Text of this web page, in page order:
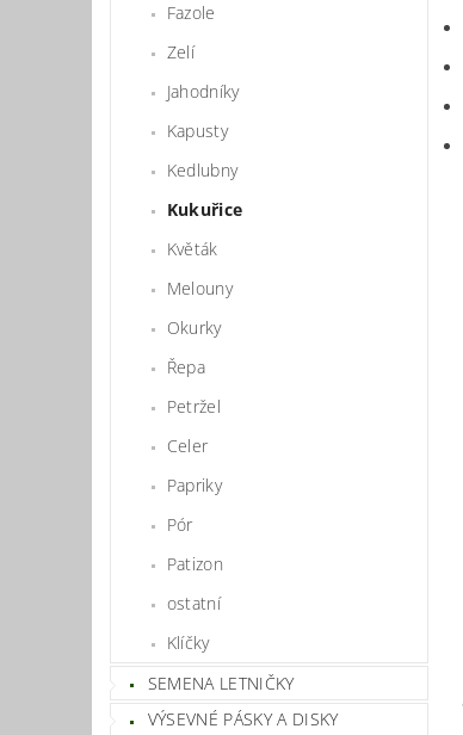
Fazole
Zelí
Jahodníky
Kapusty
Kedlubny
Kukuřice
Květák
Melouny
Okurky
Řepa
Petržel
Celer
Papriky
Pór
Patizon
ostatní
Klíčky
SEMENA LETNIČKY
VÝSEVNÉ PÁSKY A DISKY